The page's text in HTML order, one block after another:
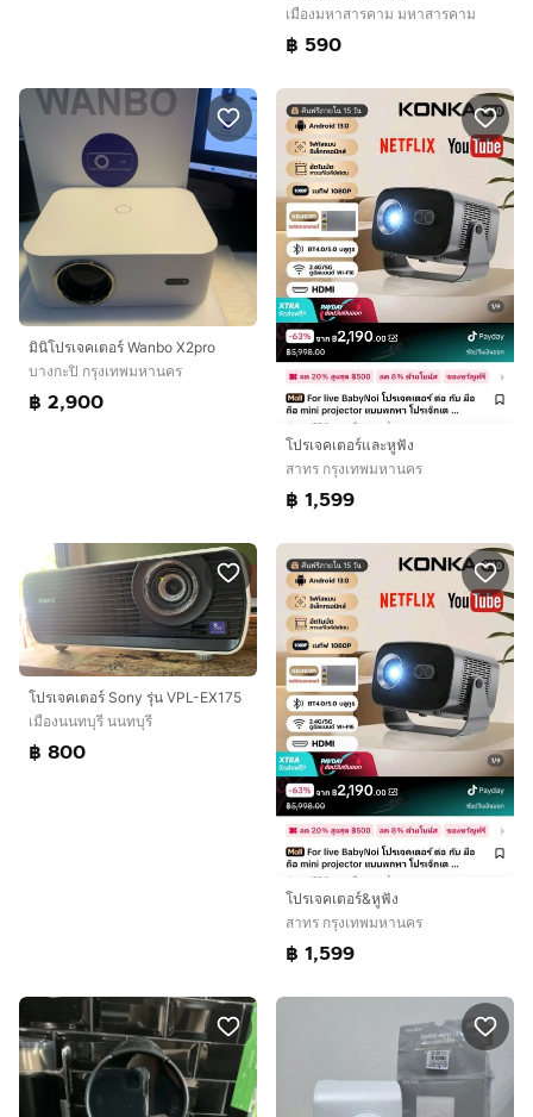
เมืองมหาสารคาม มหาสารคาม
฿ 590
มินิโปรเจคเตอร์ Wanbo X2pro
บางกะปิ กรุงเทพมหานคร
฿ 2,900
โปรเจคเตอร์และหูฟัง
สาทร กรุงเทพมหานคร
฿ 1,599
โปรเจคเตอร์ Sony รุ่น VPL-EX175
เมืองนนทบุรี นนทบุรี
฿ 800
โปรเจคเตอร์&หูฟัง
สาทร กรุงเทพมหานคร
฿ 1,599